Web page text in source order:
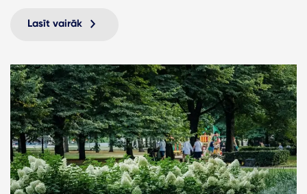
Lasīt vairāk